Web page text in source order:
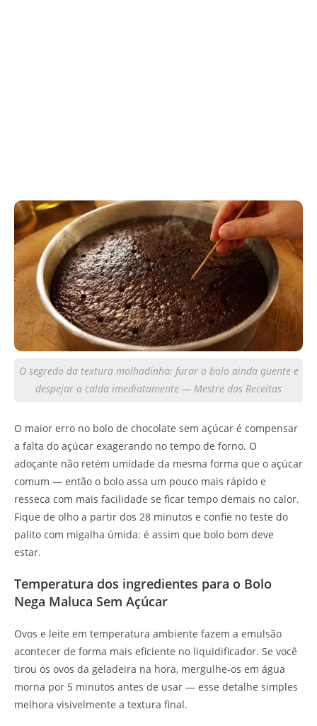
O segredo da textura molhadinha: furar o bolo ainda quente e
despejar a calda imediatamente — Mestre das Receitas
O maior erro no bolo de chocolate sem açúcar é compensar
a falta do açúcar exagerando no tempo de forno. O
adoçante não retém umidade da mesma forma que o açúcar
comum — então o bolo assa um pouco mais rápido e
resseca com mais facilidade se ficar tempo demais no calor.
Fique de olho a partir dos 28 minutos e confie no teste do
palito com migalha úmida: é assim que bolo bom deve
estar.
Temperatura dos ingredientes para o Bolo
Nega Maluca Sem Açúcar
Ovos e leite em temperatura ambiente fazem a emulsão
acontecer de forma mais eficiente no liquidificador. Se você
tirou os ovos da geladeira na hora, mergulhe-os em água
morna por 5 minutos antes de usar — esse detalhe simples
melhora visivelmente a textura final.